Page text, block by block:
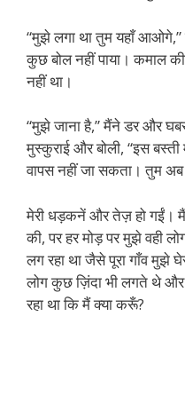
“मुझे लगा था तुम यहाँ
कुछ बोल नहीं पाया। कमाल
नहीं था।
“मुझे जाना है,” मैंने डर और
मुस्कुराई और बोली, “इस
वापस नहीं जा सकता। तुम अब
मेरी धड़कनें और तेज़ हो गईं।
की, पर हर मोड़ पर मुझे वही
लग रहा था जैसे पूरा गाँव मुझे
लोग कुछ ज़िंदा भी लगते थे
रहा था कि मैं क्या करूँ?